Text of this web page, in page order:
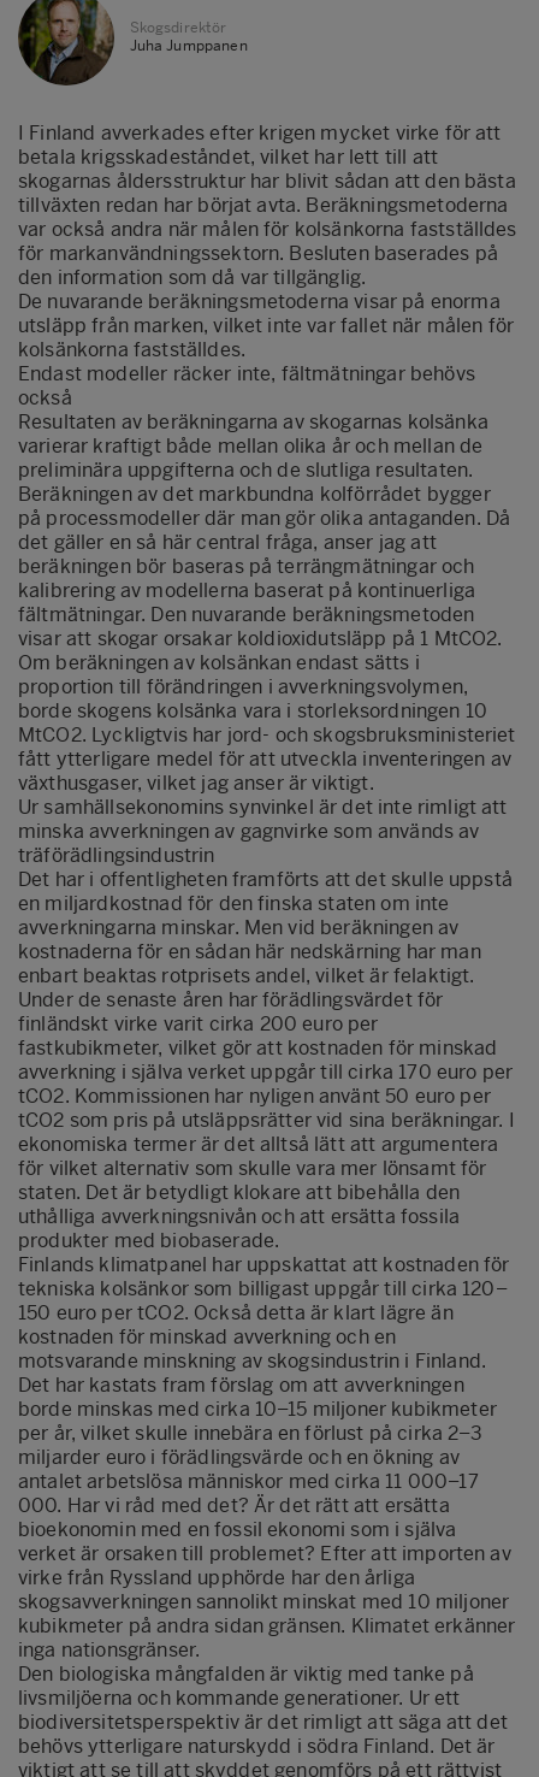
Skogsdirektör
Juha Jumppanen
I Finland avverkades efter krigen mycket virke för att
betala krigsskadeståndet, vilket har lett till att
skogarnas åldersstruktur har blivit sådan att den bästa
tillväxten redan har börjat avta. Beräkningsmetoderna
var också andra när målen för kolsänkorna fastställdes
för markanvändningssektorn. Besluten baserades på
den information som då var tillgänglig.
De nuvarande beräkningsmetoderna visar på enorma
utsläpp från marken, vilket inte var fallet när målen för
kolsänkorna fastställdes.
Endast modeller räcker inte, fältmätningar behövs
också
Resultaten av beräkningarna av skogarnas kolsänka
varierar kraftigt både mellan olika år och mellan de
preliminära uppgifterna och de slutliga resultaten.
Beräkningen av det markbundna kolförrådet bygger
på processmodeller där man gör olika antaganden. Då
det gäller en så här central fråga, anser jag att
beräkningen bör baseras på terrängmätningar och
kalibrering av modellerna baserat på kontinuerliga
fältmätningar. Den nuvarande beräkningsmetoden
visar att skogar orsakar koldioxidutsläpp på 1 MtCO2.
Om beräkningen av kolsänkan endast sätts i
proportion till förändringen i avverkningsvolymen,
borde skogens kolsänka vara i storleksordningen 10
MtCO2. Lyckligtvis har jord- och skogsbruksministeriet
fått ytterligare medel för att utveckla inventeringen av
växthusgaser, vilket jag anser är viktigt.
Ur samhällsekonomins synvinkel är det inte rimligt att
minska avverkningen av gagnvirke som används av
träförädlingsindustrin
Det har i offentligheten framförts att det skulle uppstå
en miljardkostnad för den finska staten om inte
avverkningarna minskar. Men vid beräkningen av
kostnaderna för en sådan här nedskärning har man
enbart beaktas rotprisets andel, vilket är felaktigt.
Under de senaste åren har förädlingsvärdet för
finländskt virke varit cirka 200 euro per
fastkubikmeter, vilket gör att kostnaden för minskad
avverkning i själva verket uppgår till cirka 170 euro per
tCO2. Kommissionen har nyligen använt 50 euro per
tCO2 som pris på utsläppsrätter vid sina beräkningar. I
ekonomiska termer är det alltså lätt att argumentera
för vilket alternativ som skulle vara mer lönsamt för
staten. Det är betydligt klokare att bibehålla den
uthålliga avverkningsnivån och att ersätta fossila
produkter med biobaserade.
Finlands klimatpanel har uppskattat att kostnaden för
tekniska kolsänkor som billigast uppgår till cirka 120–
150 euro per tCO2. Också detta är klart lägre än
kostnaden för minskad avverkning och en
motsvarande minskning av skogsindustrin i Finland.
Det har kastats fram förslag om att avverkningen
borde minskas med cirka 10–15 miljoner kubikmeter
per år, vilket skulle innebära en förlust på cirka 2–3
miljarder euro i förädlingsvärde och en ökning av
antalet arbetslösa människor med cirka 11 000–17
000. Har vi råd med det? Är det rätt att ersätta
bioekonomin med en fossil ekonomi som i själva
verket är orsaken till problemet? Efter att importen av
virke från Ryssland upphörde har den årliga
skogsavverkningen sannolikt minskat med 10 miljoner
kubikmeter på andra sidan gränsen. Klimatet erkänner
inga nationsgränser.
Den biologiska mångfalden är viktig med tanke på
livsmiljöerna och kommande generationer. Ur ett
biodiversitetsperspektiv är det rimligt att säga att det
behövs ytterligare naturskydd i södra Finland. Det är
viktigt att se till att skyddet genomförs på ett rättvist